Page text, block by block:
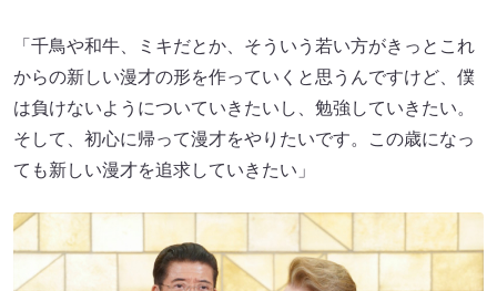
「千鳥や和牛、ミキだとか、そういう若い方がきっとこれ
からの新しい漫才の形を作っていくと思うんですけど、僕
は負けないようについていきたいし、勉強していきたい。
そして、初心に帰って漫才をやりたいです。この歳になっ
ても新しい漫才を追求していきたい」